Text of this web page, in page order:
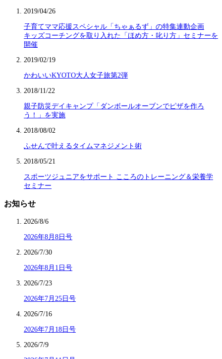
2019/04/26
子育てママ応援スペシャル「ちゃぁるず」の特集連動企画
キッズコーチングを取り入れた「ほめ方・叱り方」セミナーを
開催
2019/02/19
かわいいKYOTO大人女子旅第2弾
2018/11/22
親子防災デイキャンプ「ダンボールオーブンでピザを作ろ
う！」を実施
2018/08/02
ふせんで叶えるタイムマネジメント術
2018/05/21
スポーツジュニアをサポート こころのトレーニング＆栄養学
セミナー
お知らせ
2026/8/6
2026年8月8日号
2026/7/30
2026年8月1日号
2026/7/23
2026年7月25日号
2026/7/16
2026年7月18日号
2026/7/9